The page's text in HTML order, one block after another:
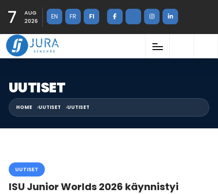
7
AUG
2026
EN FR FI
UUTISET
HOME UUTISET UUTISET
UUTISET
ISU Junior Worlds 2026 käynnistyi